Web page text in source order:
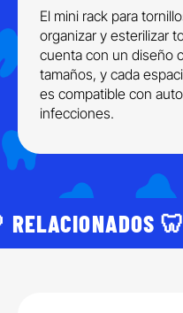
El mini rack para
organizar y esterilizar
cuenta con un diseño
tamaños, y cada
es compatible con
infecciones.